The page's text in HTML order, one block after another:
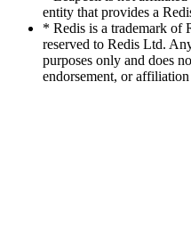
entity that provides a
* Redis is a trademark of
reserved to Redis Ltd.
purposes only and does
endorsement, or